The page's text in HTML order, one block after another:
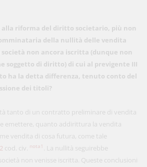
riforma del diritto societario, più non
della nullità delle vendita
non ancora iscritta (dunque non
soggetto di diritto) di cui al previgente III
ha la detta differenza, tenuto conto del
dei titoli?
tanto di un contratto preliminare di vendita
emettere, quanto addirittura la vendita
vendita di cosa futura, come tale
cod. civ. nota1
. La nullità seguirebbe
non venisse iscritta. Queste conclusioni